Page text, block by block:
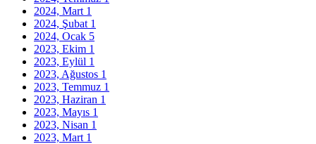
2024, Mart 1
2024, Şubat 1
2024, Ocak 5
2023, Ekim 1
2023, Eylül 1
2023, Ağustos 1
2023, Temmuz 1
2023, Haziran 1
2023, Mayıs 1
2023, Nisan 1
2023, Mart 1